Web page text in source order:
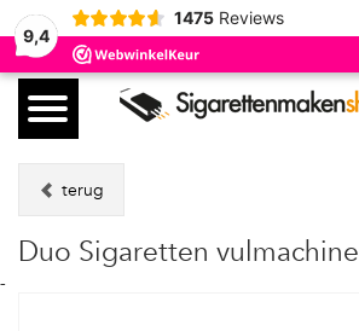
9,4
1475 Reviews
terug
Duo Sigaretten vulmachine
-